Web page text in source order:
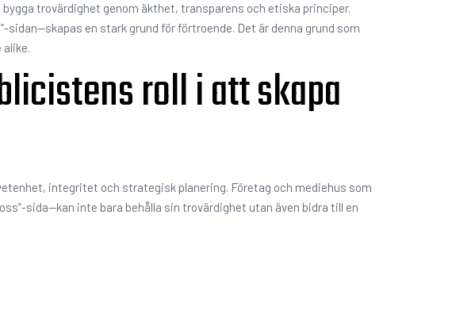
trovärdighet genom äkthet, transparens och etiska principer.
en stark grund för förtroende. Det är denna grund som
roll i att skapa
integritet och strategisk planering. Företag och mediehus som
sida—kan inte bara behålla sin trovärdighet utan även bidra till en